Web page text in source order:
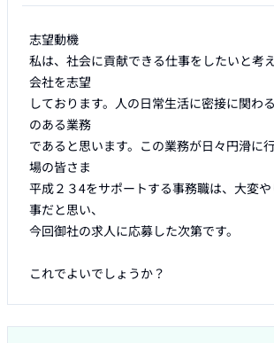
志望動機
私は、社会に貢献できる仕事をしたいと考
会社を志望
しております。人の日常生活に密接に関わ
のある業務
であると思います。この業務が日々円滑に
場の皆さま
平成２３4をサポートする事務職は、大変
事だと思い、
今回御社の求人に応募した次第です。
これでよいでしょうか？